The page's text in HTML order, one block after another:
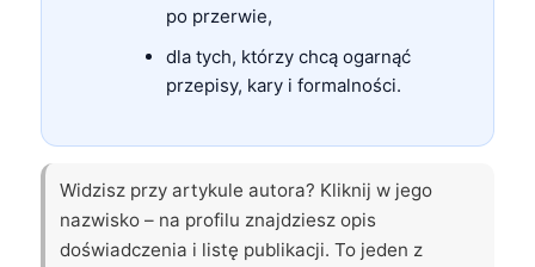
po przerwie,
dla tych, którzy chcą ogarnąć
przepisy, kary i formalności.
Widzisz przy artykule autora? Kliknij w jego
nazwisko – na profilu znajdziesz opis
doświadczenia i listę publikacji. To jeden z